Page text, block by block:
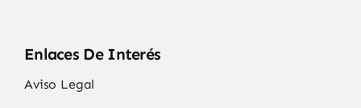
Enlaces De Interés
Aviso Legal